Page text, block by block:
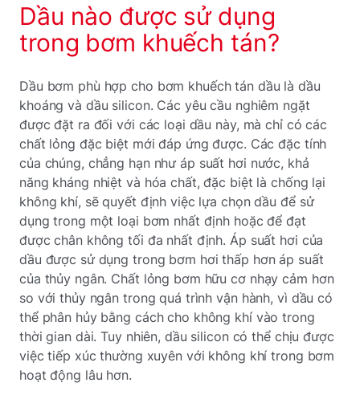
Dầu nào được sử dụng
trong bơm khuếch tán?
Dầu bơm phù hợp cho bơm khuếch tán dầu là dầu
khoáng và dầu silicon. Các yêu cầu nghiêm ngặt
được đặt ra đối với các loại dầu này, mà chỉ có các
chất lỏng đặc biệt mới đáp ứng được. Các đặc tính
của chúng, chẳng hạn như áp suất hơi nước, khả
năng kháng nhiệt và hóa chất, đặc biệt là chống lại
không khí, sẽ quyết định việc lựa chọn dầu để sử
dụng trong một loại bơm nhất định hoặc để đạt
được chân không tối đa nhất định. Áp suất hơi của
dầu được sử dụng trong bơm hơi thấp hơn áp suất
của thủy ngân. Chất lỏng bơm hữu cơ nhạy cảm hơn
so với thủy ngân trong quá trình vận hành, vì dầu có
thể phân hủy bằng cách cho không khí vào trong
thời gian dài. Tuy nhiên, dầu silicon có thể chịu được
việc tiếp xúc thường xuyên với không khí trong bơm
hoạt động lâu hơn.